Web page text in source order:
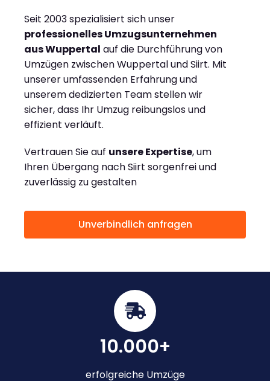
Seit 2003 spezialisiert sich unser
professionelles Umzugsunternehmen
aus Wuppertal auf die Durchführung von
Umzügen zwischen Wuppertal und Siirt. Mit
unserer umfassenden Erfahrung und
unserem dedizierten Team stellen wir
sicher, dass Ihr Umzug reibungslos und
effizient verläuft.
Vertrauen Sie auf unsere Expertise, um
Ihren Übergang nach Siirt sorgenfrei und
zuverlässig zu gestalten
Unverbindlich anfragen
10.000+
erfolgreiche Umzüge